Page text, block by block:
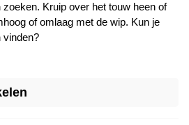
Kruip over het touw heen of
of omlaag met de wip. Kun je
vinden?